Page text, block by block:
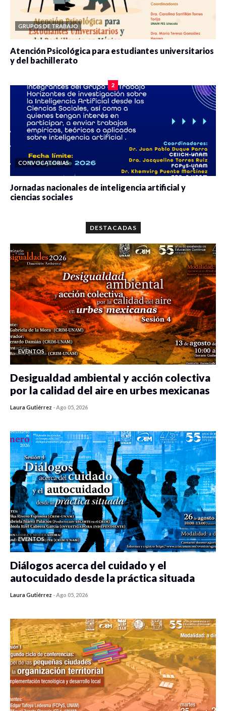
GRUPOS DE TRABAJO
Atención Psicológica para estudiantes universitarios
y del bachillerato
2
CONVOCATORIAS
Jornadas nacionales de inteligencia artificial y
ciencias sociales
DESTACADAS
EVENTOS
Desigualdad ambiental y acción colectiva
por la calidad del aire en urbes mexicanas
Laura Gutiérrez -Ago 05, 2026
EVENTOS
Diálogos acerca del cuidado y el
autocuidado desde la práctica situada
Laura Gutiérrez -Ago 05, 2026